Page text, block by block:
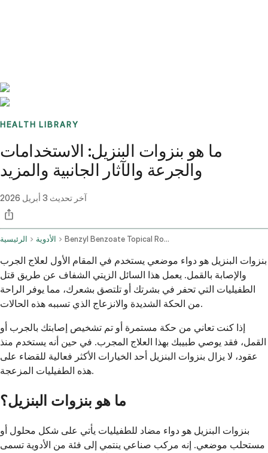
HEALTH LIBRARY
ما هو بنزوات البنزيل: الاستخدامات
والجرعة والآثار الجانبية والمزيد
آخر تحديث 3 أبريل 2026
الرئيسية الأدوية Benzyl Benzoate Topical Route
بنزوات البنزيل هو دواء موضعي يستخدم في المقام الأول لعلاج الجرب
والإصابة بالقمل. يعمل هذا السائل الزيتي الشفاف عن طريق قتل
الطفيليات التي تحفر في بشرتك أو تلتصق بشعرك، مما يوفر الراحة
من الحكة الشديدة والانزعاج الذي تسببه هذه الحالات.
إذا كنت تعاني من حكة مستمرة أو تم تشخيص إصابتك بالجرب أو
القمل، فقد يوصي طبيبك بهذا العلاج المجرب. في حين أنه يستخدم منذ
عقود، لا يزال بنزوات البنزيل أحد الخيارات الأكثر فعالية للقضاء على
هذه الطفيليات المزعجة.
ما هو بنزوات البنزيل؟
بنزوات البنزيل هو دواء مضاد للطفيليات يأتي على شكل محلول أو
مستحلب موضعي. إنه مركب صناعي ينتمي إلى فئة من الأدوية تسمى